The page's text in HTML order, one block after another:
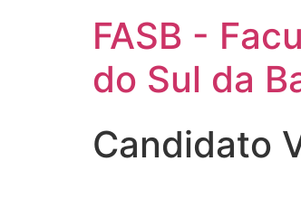
FASB -
do Sul da
Candidato